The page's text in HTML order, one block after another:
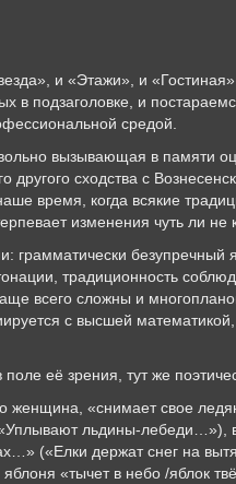
и «Этажи», и «Гостиная»
в подзаголовке, и
средой.
вызывающая в памяти
сходства с
время, когда всякие
изменения чуть ли не
грамматически
традиционность
всего сложны и
с высшей
её зрения, тут же
женщина, «снимает свое
Уплывают льдины-лебеди…»),
(«Елки держат снег на
яблоня «тычет в небо /яблок